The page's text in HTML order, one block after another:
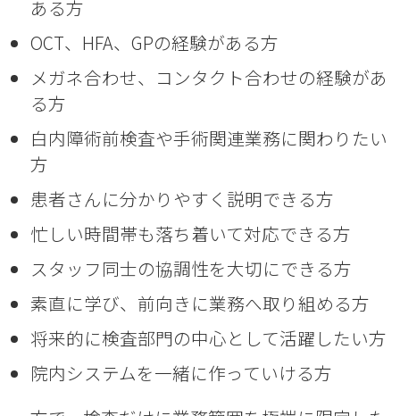
ある方
OCT、HFA、GPの経験がある方
メガネ合わせ、コンタクト合わせの経験があ
る方
白内障術前検査や手術関連業務に関わりたい
方
患者さんに分かりやすく説明できる方
忙しい時間帯も落ち着いて対応できる方
スタッフ同士の協調性を大切にできる方
素直に学び、前向きに業務へ取り組める方
将来的に検査部門の中心として活躍したい方
院内システムを一緒に作っていける方